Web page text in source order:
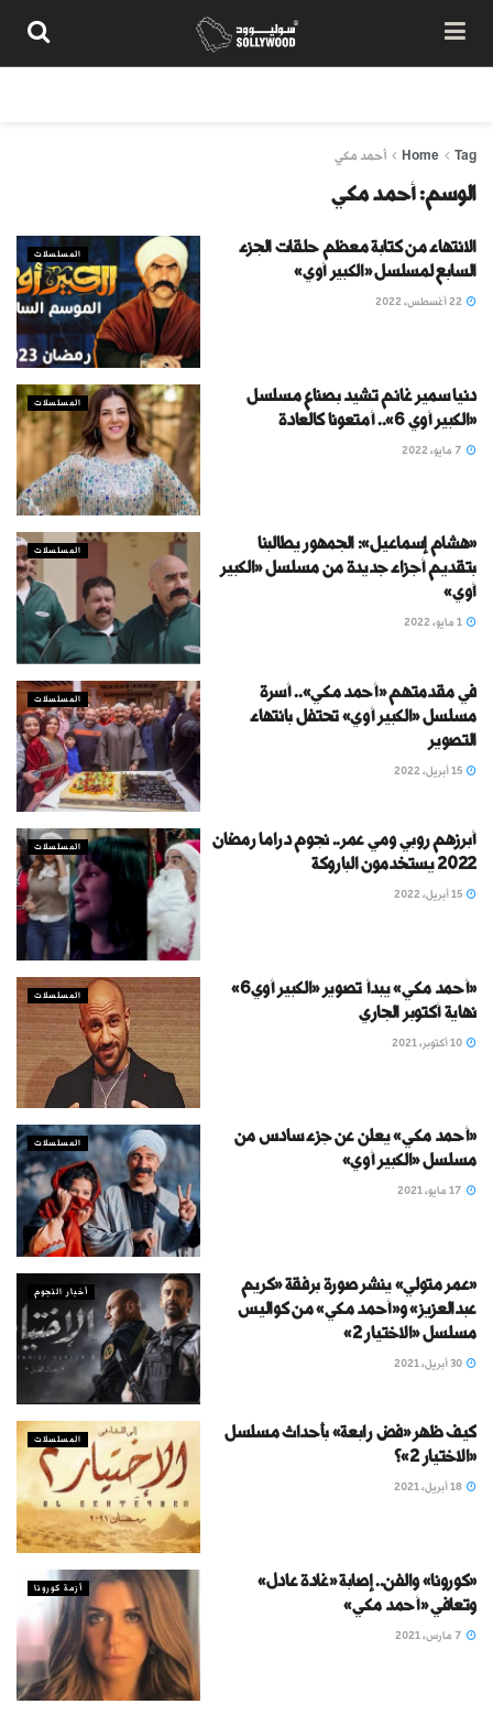
Home Tag أحمد مكي
الوسم:أحمد مكي
المسلسلات
الانتهاء من كتابة معظم حلقات الجزء
السابع لمسلسل «الكبير أوي»
المسلسلات
دنيا سمير غانم تشيد بصناع مسلسل
«الكبير أوي 6».. أمتعونا كالعادة
المسلسلات
«هشام إسماعيل»: الجمهور يطالبنا
بتقديم أجزاء جديدة من مسلسل «الكبير
أوي»
المسلسلات
في مقدمتهم «أحمد مكي».. أسرة
مسلسل «الكبير أوي» تحتفل بانتهاء
التصوير
المسلسلات
أبرزهم روبي ومي عمر.. نجوم دراما رمضان
2022 يستخدمون الباروكة
المسلسلات
«أحمد مكي» يبدأ تصوير «الكبير أوي6»
نهاية أكتوبر الجاري
المسلسلات
«أحمد مكي» يعلن عن جزء سادس من
مسلسل «الكبير أوي»
أخبار النجوم
«عمر متولي» ينشر صورة برفقة «كريم
عبدالعزيز» و«أحمد مكي» من كواليس
مسلسل «الاختيار 2»
المسلسلات
كيف ظهر «فض رابعة» بأحداث مسلسل
«الاختيار 2»؟
أزمة كورونا
«كورونا» والفن.. إصابة «غادة عادل»
وتعافي «أحمد مكي»